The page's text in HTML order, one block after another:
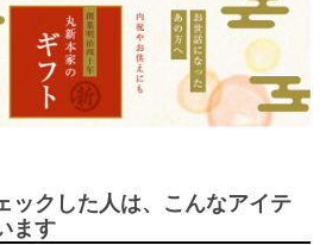
ックした人は、こんなアイテ
ます